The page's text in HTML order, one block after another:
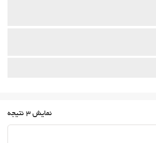
نمایش 3 نتیجه